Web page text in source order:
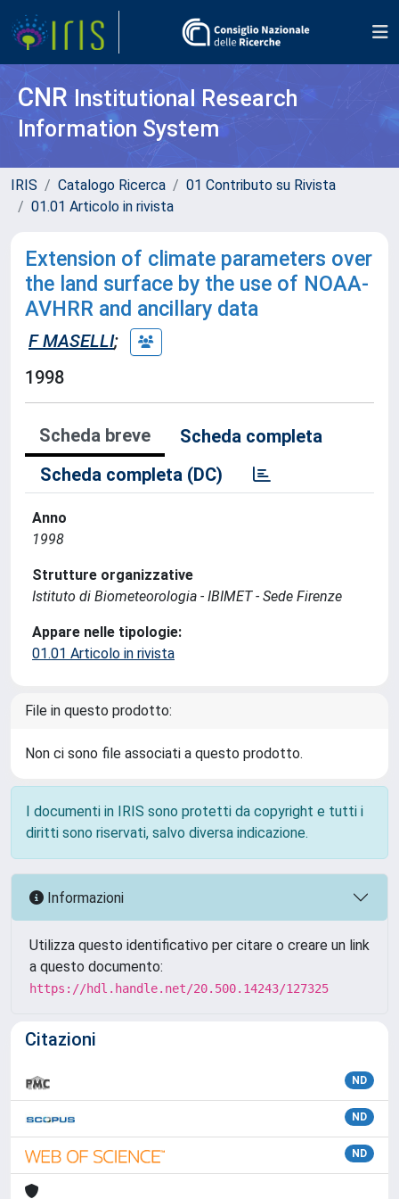
CNR Institutional Research
Information System
IRIS Catalogo Ricerca
01 Contributo su Rivista
01.01 Articolo in rivista
Extension of climate parameters over
the land surface by the use of NOAA-
AVHRR and ancillary data
F MASELLI;
1998
Scheda breve
Scheda completa
Scheda completa (DC)
Anno
1998
Strutture organizzative
Istituto di Biometeorologia - IBIMET - Sede Firenze
Appare nelle tipologie:
01.01 Articolo in rivista
File in questo prodotto:
Non ci sono file associati a questo prodotto.
I documenti in IRIS sono protetti da copyright e tutti i
diritti sono riservati, salvo diversa indicazione.
Informazioni
Utilizza questo identificativo per citare o creare un link
a questo documento:
https://hdl.handle.net/20.500.14243/127325
Citazioni
ND
ND
ND